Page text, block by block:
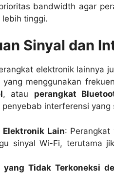
bandwidth agar
tinggi.
Sinyal dan
elektronik lainnya
menggunakan
, atau perangkat
interferensi yang
Elektronik Lain:
sinyal Wi-Fi, terutama
yang Tidak Terkoneksi